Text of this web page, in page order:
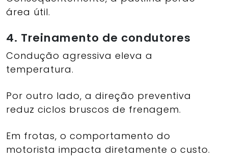
área útil.
4. Treinamento de condutores
Condução agressiva eleva a
temperatura.
Por outro lado, a direção preventiva
reduz ciclos bruscos de frenagem.
Em frotas, o comportamento do
motorista impacta diretamente o custo.